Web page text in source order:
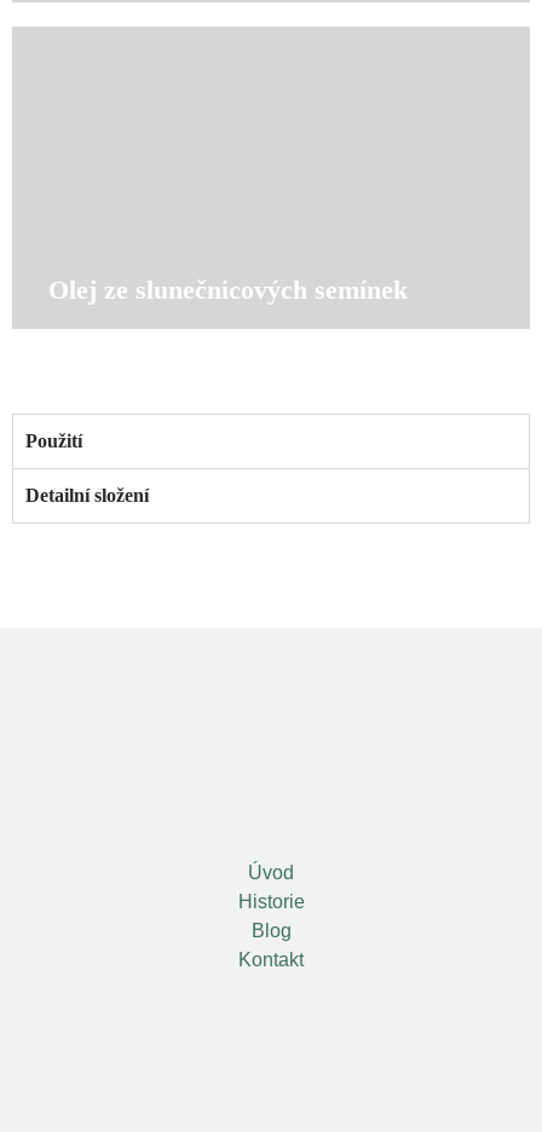
Olej ze slunečnicových semínek
Použití
Detailní složení
Úvod
Historie
Blog
Kontakt